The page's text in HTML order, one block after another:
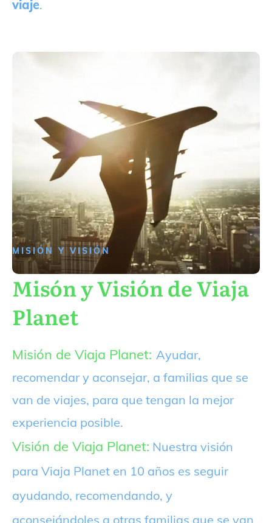
viaje.
MISIÓN Y VISIÓN
Misón y Visión de Viaja
Planet
Misión de Viaja Planet: Ayudar,
recomendar y aconsejar, a familias que se
van de viajes, para que tengan la mejor
experiencia posible.
Visión de Viaja Planet: Nuestra visión
para Viaja Planet en 10 años es seguir
ayudando, recomendando, y
aconsejándoles a otras familias que se van